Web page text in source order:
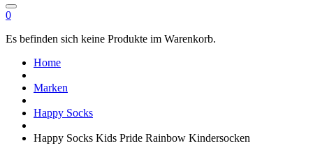
0
Es befinden sich keine Produkte im Warenkorb.
Home
Marken
Happy Socks
Happy Socks Kids Pride Rainbow Kindersocken